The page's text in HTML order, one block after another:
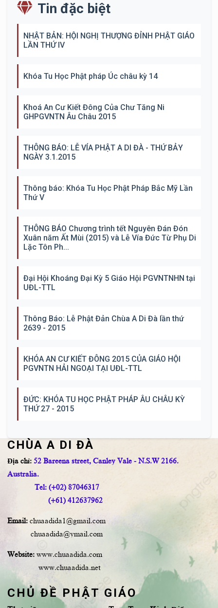
Tin đặc biệt
NHẬT BẢN: HỘI NGHỊ THƯỢNG ĐỈNH PHẬT GIÁO
LẦN THỨ IV
Khóa Tu Học Phật pháp Úc châu kỳ 14
Khoá An Cư Kiết Đông Của Chư Tăng Ni
GHPGVNTN Âu Châu 2015
THÔNG BÁO: LỄ VÍA PHẬT A DI ĐÀ - THỨ BẢY
NGÀY 3.1.2015
Thông báo: Khóa Tu Học Phật Pháp Bắc Mỹ Lần
Thứ V
THÔNG BÁO Chương trình tết Nguyên Đán Đón
Xuân năm Ất Mùi (2015) và Lễ Vía Đức Từ Phụ Di
Lặc Tôn Ph...
Đại Hội Khoáng Đại Kỳ 5 Giáo Hội PGVNTNHN tại
UĐL-TTL
Thông Báo: Lễ Phật Đản Chùa A Di Đà lần thứ
2639 - 2015
KHÓA AN CƯ KIẾT ĐÔNG 2015 CỦA GIÁO HỘI
PGVNTN HẢI NGOẠI TẠI UĐL-TTL
ĐỨC: KHÓA TU HỌC PHẬT PHÁP ÂU CHÂU KỲ
THỨ 27 - 2015
CHÙA A DI ĐÀ
Địa chỉ: 52 Bareena street, Canley Vale - N.S.W 2166.
Australia.
Tel: (+02) 87046317
(+61) 412637962
Email: chuaadida1@gmail.com
chuaadida@ymail.com
Website: www.chuaadida.com
www.chuaadida.net
CHỦ ĐỀ PHẬT GIÁO